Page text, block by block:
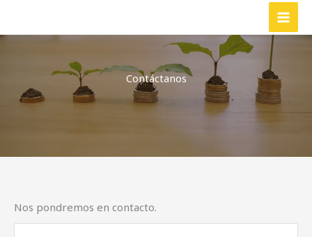
Contáctanos
Nos pondremos en contacto.